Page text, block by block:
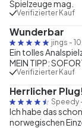
Spielzeuge mag.
Verifizierter Kauf
Wunderbar
jings -
Ein tolles
MEIN TIPP:
Verifizierter Kauf
Herrlicher
Speedy
Ich habe das
norwegischen